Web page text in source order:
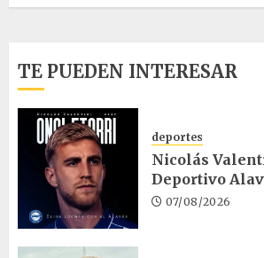
TE PUEDEN INTERESAR
deportes
Nicolás
Deportivo
07/08/2026